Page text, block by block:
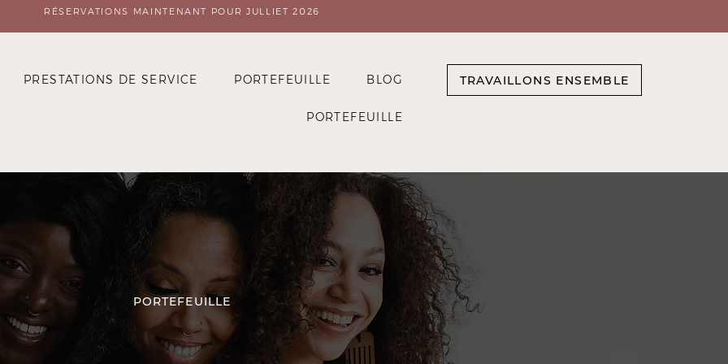
RÉSERVATIONS MAINTENANT POUR JULLIET 2026
PRESTATIONS DE SERVICE PORTEFEUILLE BLOG
PORTEFEUILLE
TRAVAILLONS ENSEMBLE
PORTEFEUILLE